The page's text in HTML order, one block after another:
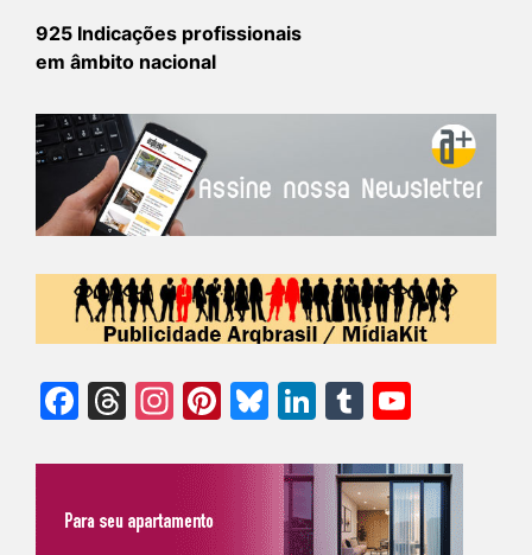
925 Indicações profissionais
em âmbito nacional
Facebook
Threads
Instagram
Pinterest
Bluesky
LinkedIn
Tumblr